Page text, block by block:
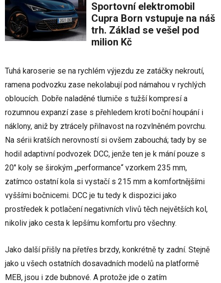
Sportovní elektromobil
Cupra Born vstupuje na náš
trh. Základ se vešel pod
milion Kč
Tuhá karoserie se na rychlém výjezdu ze zatáčky nekroutí,
ramena podvozku zase nekolabují pod námahou v rychlých
obloucích. Dobře naladěné tlumiče s tužší kompresí a
rozumnou expanzí zase s přehledem krotí boční houpání i
náklony, aniž by ztrácely přilnavost na rozvlněném povrchu.
Na sérii kratších nerovností si ovšem zabouchá; tady by se
hodil adaptivní podvozek DCC, jenže ten je k mání pouze s
20" koly se širokým „performance“ vzorkem 235 mm,
zatímco ostatní kola si vystačí s 215 mm a komfortnějšími
vyššími bočnicemi. DCC je tu tedy k dispozici jako
prostředek k potlačení negativních vlivů těch největších kol,
nikoliv jako cesta k lepšímu komfortu pro všechny.
Jako další přišly na přetřes brzdy, konkrétně ty zadní. Stejně
jako u všech ostatních dosavadních modelů na platformě
MEB, jsou i zde bubnové. A protože jde o zatím